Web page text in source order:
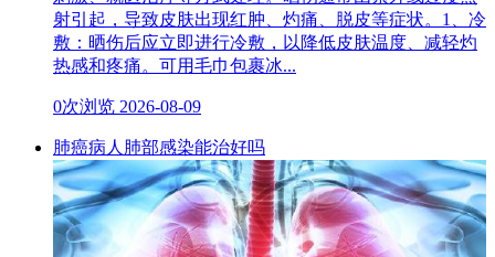
射引起，导致皮肤出现红肿、灼痛、脱皮等症状。1、冷
敷：晒伤后应立即进行冷敷，以降低皮肤温度、减轻灼
热感和疼痛。可用毛巾包裹冰...
0次浏览 2026-08-09
肺癌病人肺部感染能治好吗